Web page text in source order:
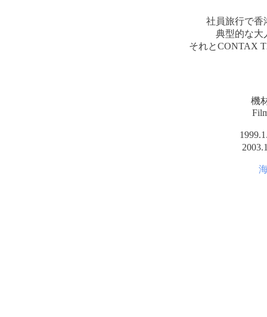
社員旅行で香
典型的な大
それとCONTAX
機